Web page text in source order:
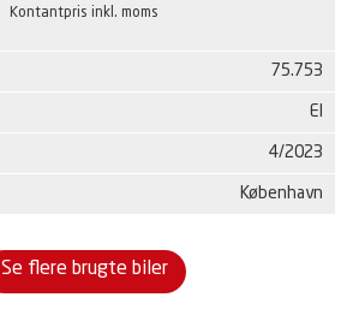
Kontantpris inkl. moms
75.753
El
4/2023
København
Se flere brugte biler